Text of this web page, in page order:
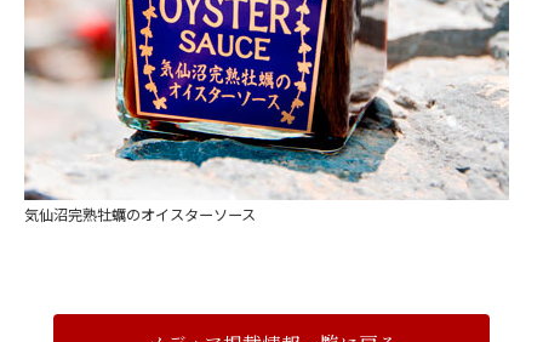
気仙沼完熟牡蠣のオイスターソース